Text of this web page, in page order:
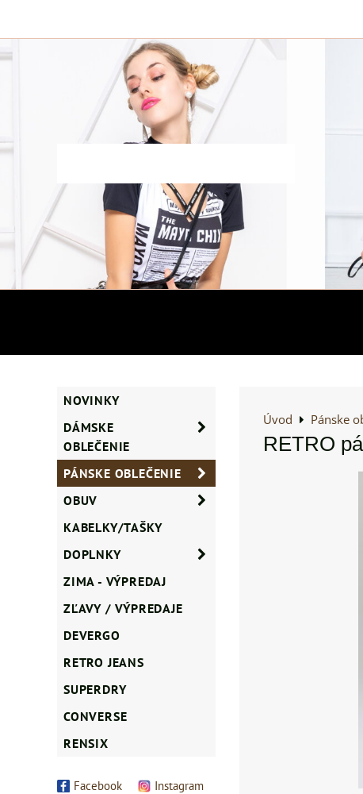
Úvod Pánske
RETRO
NOVINKY
DÁMSKE
OBLEČENIE
PÁNSKE OBLEČENIE
OBUV
KABELKY/TAŠKY
DOPLNKY
ZIMA - VÝPREDAJ
ZĽAVY / VÝPREDAJE
DEVERGO
RETRO JEANS
SUPERDRY
CONVERSE
RENSIX
Facebook Instagram